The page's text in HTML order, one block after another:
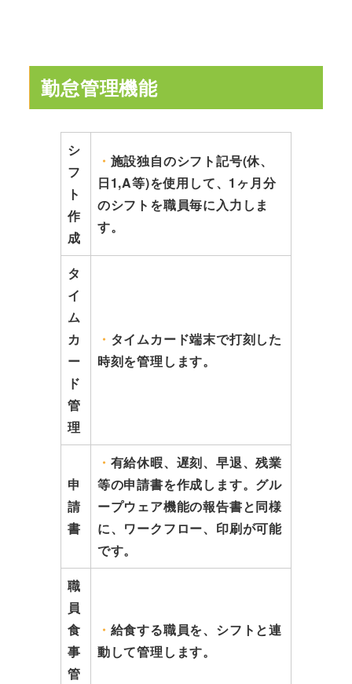
勤怠管理機能
シ
フ
ト
作
成
・ 施設独自のシフト記号(休、
日1,A等)を使用して、1ヶ月分
のシフトを職員毎に入力しま
す。
タ
イ
ム
カ
ー
ド
管
理
・ タイムカード端末で打刻した
時刻を管理します。
申
請
書
・ 有給休暇、遅刻、早退、残業
等の申請書を作成します。グル
ープウェア機能の報告書と同様
に、ワークフロー、印刷が可能
です。
職
員
食
事
管
・ 給食する職員を、シフトと連
動して管理します。